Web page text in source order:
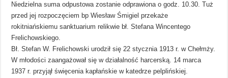
Niedzielna suma odpustowa zostanie odprawiona o godz. 10.30. Tuż
przed jej rozpoczęciem bp Wiesław Śmigiel przekaże
rokitniańskiemu sanktuarium relikwie bł. Stefana Wincentego
Frelichowskiego.
Bł. Stefan W. Frelichowski urodził się 22 stycznia 1913 r. w Chełmży.
W młodości zaangażował się w działalność harcerską. 14 marca
1937 r. przyjął święcenia kapłańskie w katedrze pelplińskiej.